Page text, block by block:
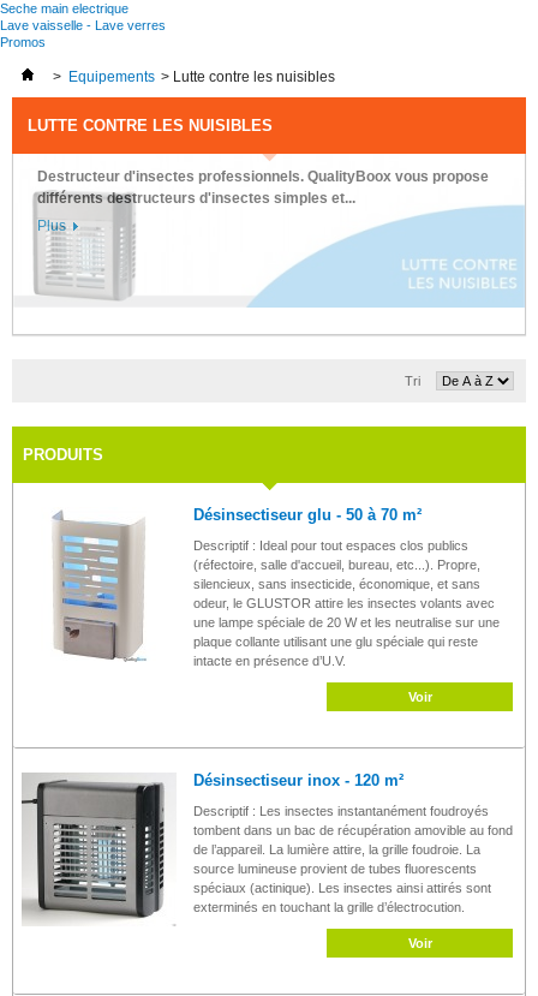
Seche main electrique
Lave vaisselle - Lave verres
Promos
> Equipements > Lutte contre les nuisibles
LUTTE CONTRE LES NUISIBLES
Destructeur d'insectes professionnels. QualityBoox vous propose
différents destructeurs d'insectes simples et...
Plus
Tri
PRODUITS
Désinsectiseur glu - 50 à 70 m²
Descriptif : Ideal pour tout espaces clos publics
(réfectoire, salle d'accueil, bureau, etc...). Propre,
silencieux, sans insecticide, économique, et sans
odeur, le GLUSTOR attire les insectes volants avec
une lampe spéciale de 20 W et les neutralise sur une
plaque collante utilisant une glu spéciale qui reste
intacte en présence d’U.V.
Voir
Désinsectiseur inox - 120 m²
Descriptif : Les insectes instantanément foudroyés
tombent dans un bac de récupération amovible au fond
de l’appareil. La lumière attire, la grille foudroie. La
source lumineuse provient de tubes fluorescents
spéciaux (actinique). Les insectes ainsi attirés sont
exterminés en touchant la grille d’électrocution.
Voir